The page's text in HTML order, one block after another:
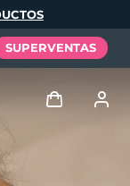
SUPERVENTAS